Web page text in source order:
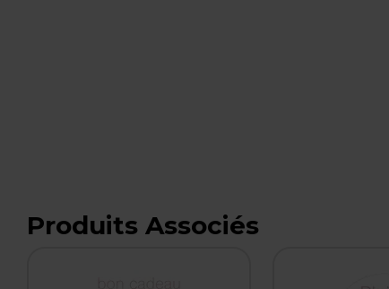
Produits Associés